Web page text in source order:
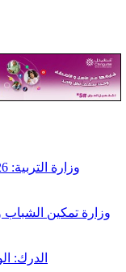
وزارة تمكين الشباب
الدرك: